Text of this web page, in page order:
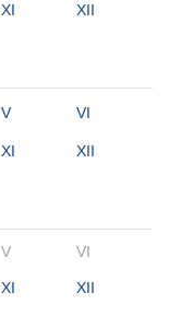
XI XII
V VI
XI XII
V VI
XI XII